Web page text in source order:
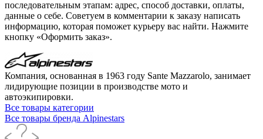
последовательным этапам: адрес, способ доставки, оплаты,
данные о себе. Советуем в комментарии к заказу написать
информацию, которая поможет курьеру вас найти. Нажмите
кнопку «Оформить заказ».
Компания, основанная в 1963 году Sante Mazzarolo, занимает
лидирующие позиции в производстве мото и
автоэкипировки.
Все товары категории
Все товары бренда Alpinestars